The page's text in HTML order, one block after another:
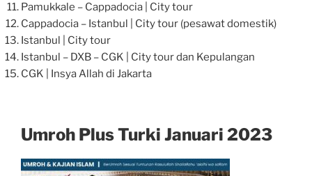
Pamukkale – Cappadocia | City tour
Cappadocia – Istanbul | City tour (pesawat domestik)
Istanbul | City tour
Istanbul – DXB – CGK | City tour dan Kepulangan
CGK | Insya Allah di Jakarta
Umroh Plus Turki Januari 2023